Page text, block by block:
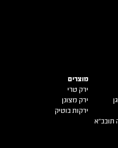
תובב"א
מוצרים
ירק טרי
ירק מצונן
ירקות בוטיק